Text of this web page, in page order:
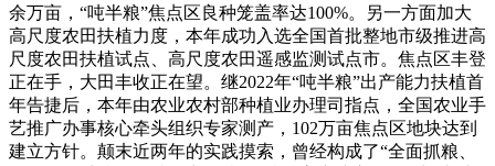
余万亩，“吨半粮”焦点区良种笼盖率达100%。另一方面加大
高尺度农田扶植力度，本年成功入选全国首批整地市级推进高
尺度农田扶植试点、高尺度农田遥感监测试点市。焦点区丰登
正在手，大田丰收正在望。继2022年“吨半粮”出产能力扶植首
年告捷后，本年由农业农村部种植业办理司指点，全国农业手
艺推广办事核心牵头组织专家测产，102万亩焦点区地块达到
建立方针。颠末近两年的实践摸索，曾经构成了“全面抓粮、